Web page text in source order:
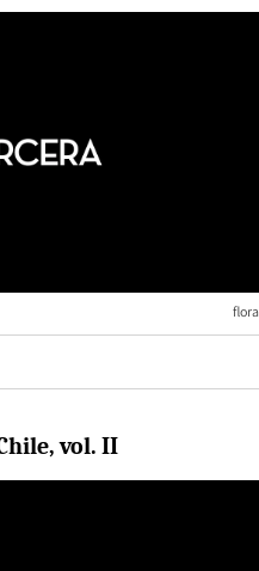
flora
vol. II